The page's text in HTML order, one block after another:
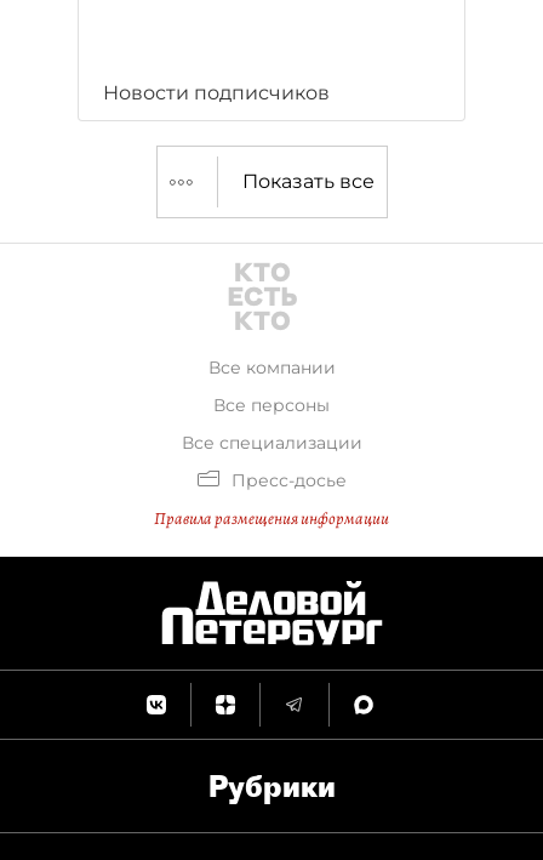
Новости подписчиков
Показать все
Все компании
Все персоны
Все специализации
Пресс-досье
Правила размещения информации
Рубрики